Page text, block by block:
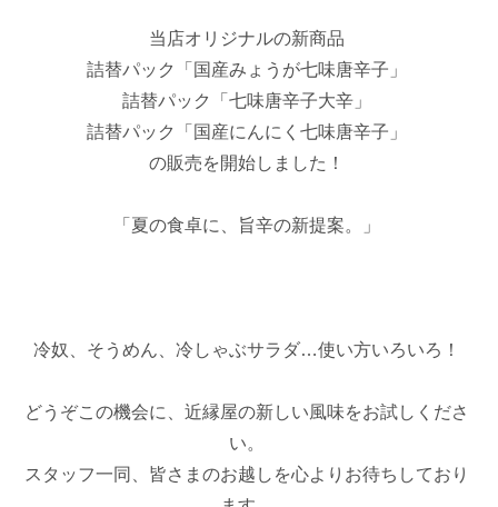
当店オリジナルの新商品
詰替パック「国産みょうが七味唐辛子」
詰替パック「七味唐辛子大辛」
詰替パック「国産にんにく七味唐辛子」
の販売を開始しました！
「夏の食卓に、旨辛の新提案。」
冷奴、そうめん、冷しゃぶサラダ…使い方いろいろ！
どうぞこの機会に、近縁屋の新しい風味をお試しくださ
い。
スタッフ一同、皆さまのお越しを心よりお待ちしており